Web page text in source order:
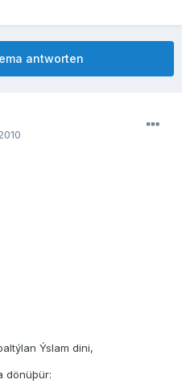
antworten
Ýslam dini,
dönüþür: